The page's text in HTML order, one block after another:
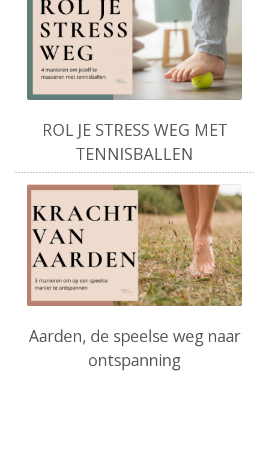
ROL JE STRESS WEG MET
TENNISBALLEN
Aarden, de speelse weg naar
ontspanning